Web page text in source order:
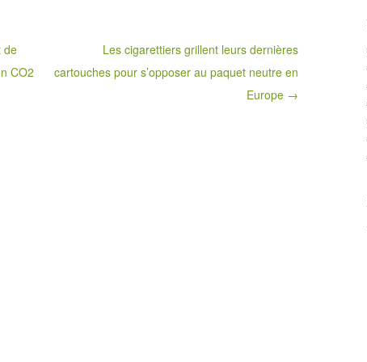
de
CO2
Les cigarettiers grillent leurs dernières
cartouches pour s’opposer au paquet neutre en
Europe →